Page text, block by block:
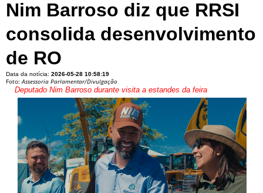
Nim Barroso diz que RRSI
consolida desenvolvimento
de RO
Data da notícia: 2026-05-28 10:58:19
Foto:Assessoria Parlamentar/Divulgação
Deputado Nim Barroso durante visita a estandes da feira